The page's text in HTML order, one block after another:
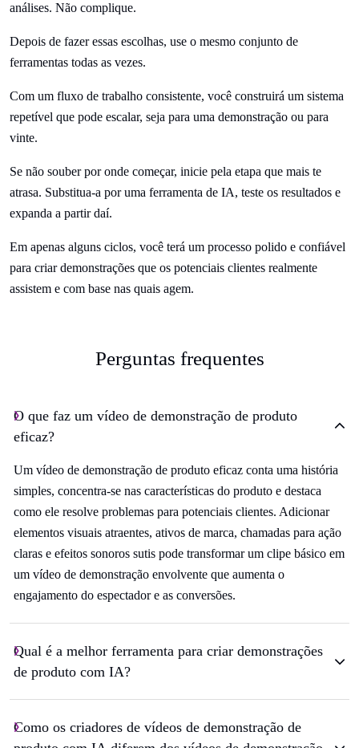
análises. Não complique.
Depois de fazer essas escolhas, use o mesmo conjunto de
ferramentas todas as vezes.
Com um fluxo de trabalho consistente, você construirá um sistema
repetível que pode escalar, seja para uma demonstração ou para
vinte.
Se não souber por onde começar, inicie pela etapa que mais te
atrasa. Substitua-a por uma ferramenta de IA, teste os resultados e
expanda a partir daí.
Em apenas alguns ciclos, você terá um processo polido e confiável
para criar demonstrações que os potenciais clientes realmente
assistem e com base nas quais agem.
Perguntas frequentes
O que faz um vídeo de demonstração de produto
eficaz?
Um vídeo de demonstração de produto eficaz conta uma história
simples, concentra-se nas características do produto e destaca
como ele resolve problemas para potenciais clientes. Adicionar
elementos visuais atraentes, ativos de marca, chamadas para ação
claras e efeitos sonoros sutis pode transformar um clipe básico em
um vídeo de demonstração envolvente que aumenta o
engajamento do espectador e as conversões.
Qual é a melhor ferramenta para criar demonstrações
de produto com IA?
Como os criadores de vídeos de demonstração de